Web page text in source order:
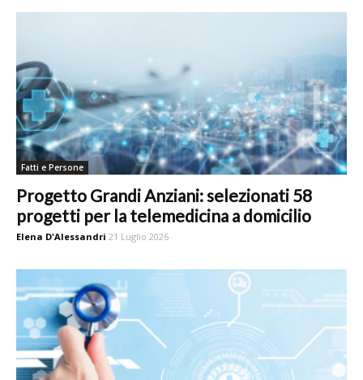
Fatti e Persone
Progetto Grandi Anziani: selezionati 58
progetti per la telemedicina a domicilio
Elena D'Alessandri 21 Luglio 2026